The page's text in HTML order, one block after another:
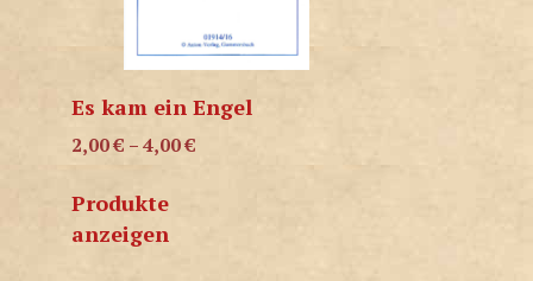
Es kam ein Engel
2,00€ – 4,00€
Produkte
anzeigen